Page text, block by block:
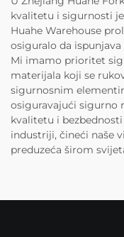
kvalitetu i sigurnosti
Huahe Warehouse
osiguralo da
Mi imamo prioritet
materijala koji se
sigurnosnim
osiguravajući sigurno
kvalitetu i
industriji, čineći naše
preduzeća širom